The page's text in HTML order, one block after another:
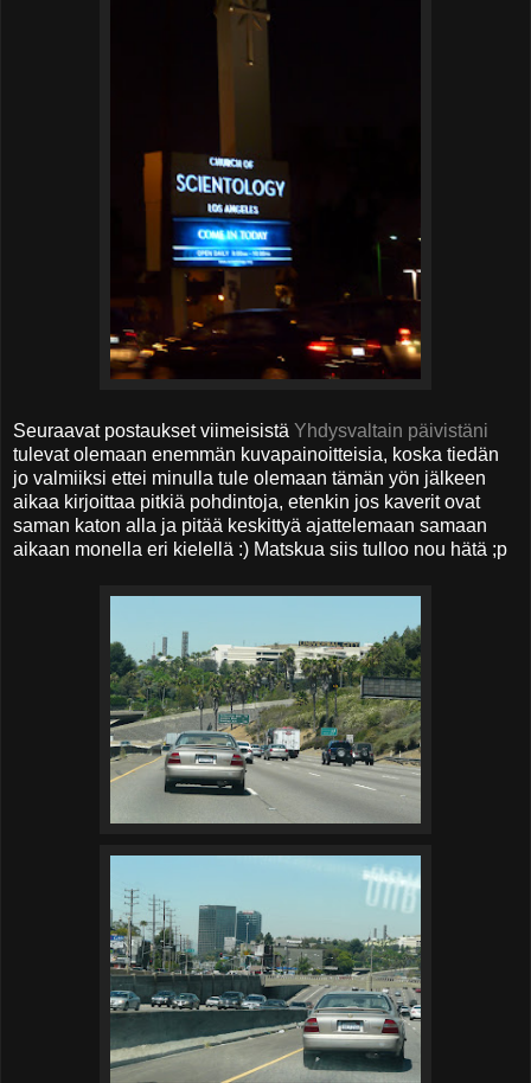
Seuraavat postaukset viimeisistä Yhdysvaltain päivistäni
tulevat olemaan enemmän kuvapainoitteisia, koska tiedän
jo valmiiksi ettei minulla tule olemaan tämän yön jälkeen
aikaa kirjoittaa pitkiä pohdintoja, etenkin jos kaverit ovat
saman katon alla ja pitää keskittyä ajattelemaan samaan
aikaan monella eri kielellä :) Matskua siis tulloo nou hätä ;p